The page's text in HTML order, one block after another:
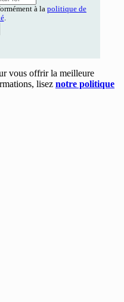
à la politique de
.
vous offrir la meilleure
lisez notre politique